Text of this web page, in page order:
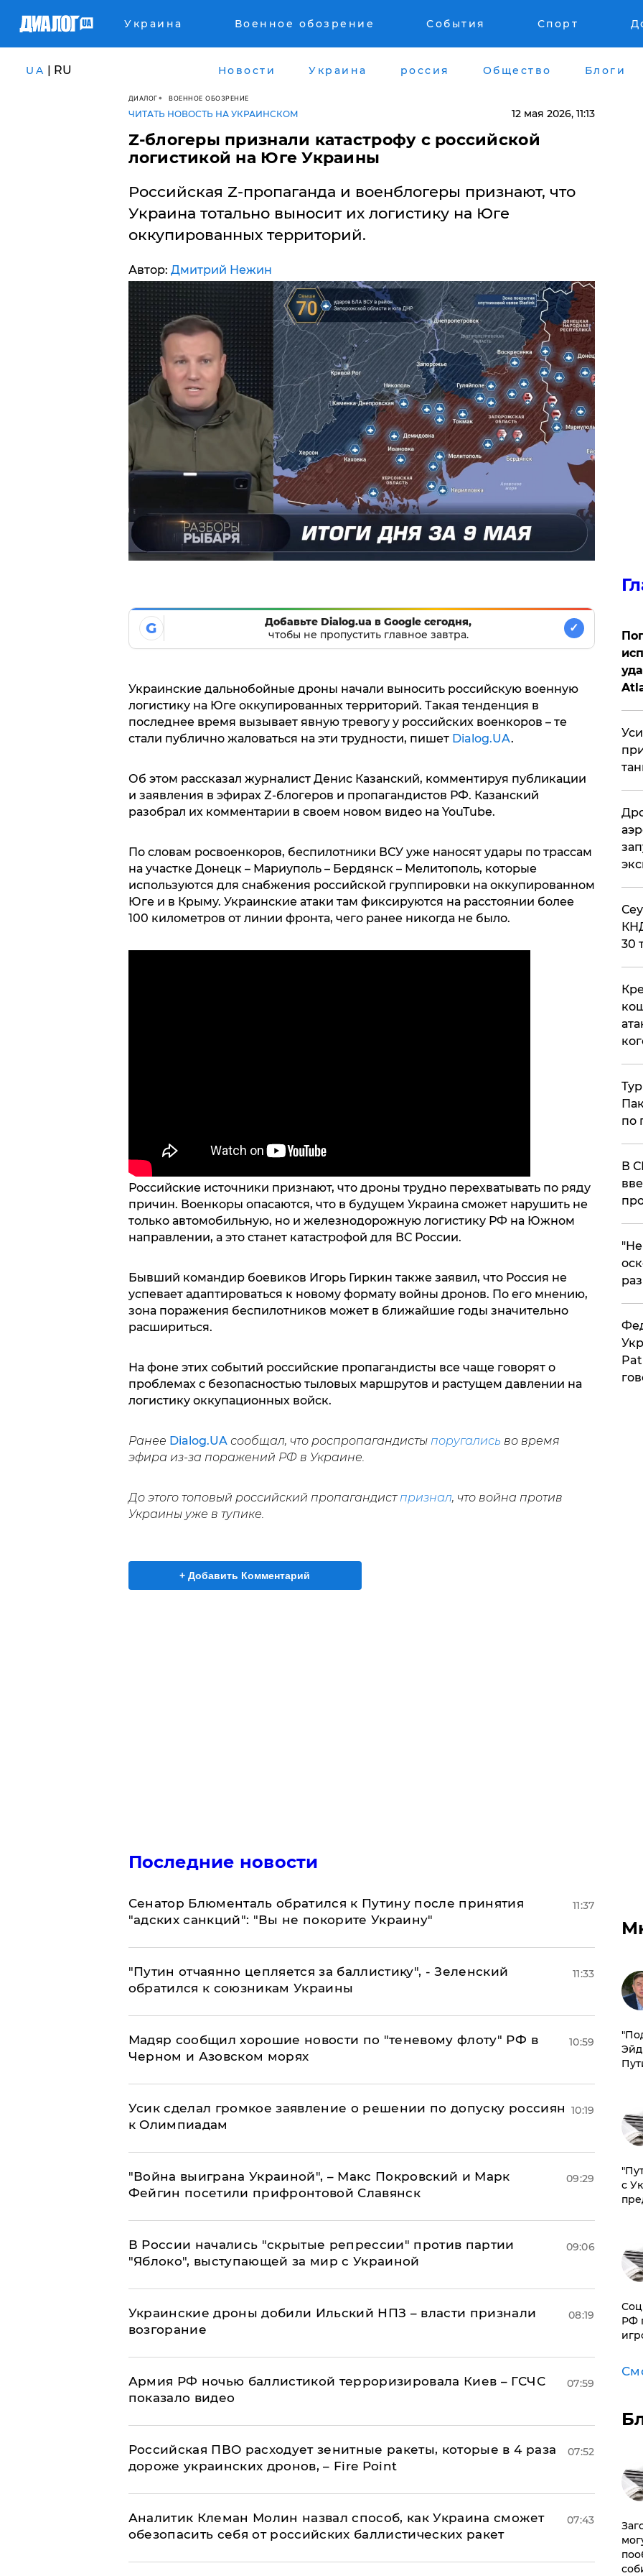
Украина Военное обозрение События Спорт
UA | RU Новости Украина россия Общество Блоги
ДИАЛОГ ВОЕННОЕ ОБОЗРЕНИЕ
ЧИТАТЬ НОВОСТЬ НА УКРАИНСКОМ 12 мая 2026, 11:13
Z-блогеры признали катастрофу с российской
логистикой на Юге Украины
Российская Z-пропаганда и военблогеры признают, что
Украина тотально выносит их логистику на Юге
оккупированных территорий.
Автор: Дмитрий Нежин
G
Добавьте Dialog.ua в Google сегодня,
чтобы не пропустить главное завтра.
✓
Украинские дальнобойные дроны начали выносить российскую военную
логистику на Юге оккупированных территорий. Такая тенденция в
последнее время вызывает явную тревогу у российских военкоров – те
стали публично жаловаться на эти трудности, пишет Dialog.UA.
Об этом рассказал журналист Денис Казанский, комментируя публикации
и заявления в эфирах Z-блогеров и пропагандистов РФ. Казанский
разобрал их комментарии в своем новом видео на YouTube.
По словам росвоенкоров, беспилотники ВСУ уже наносят удары по трассам
на участке Донецк – Мариуполь – Бердянск – Мелитополь, которые
используются для снабжения российской группировки на оккупированном
Юге и в Крыму. Украинские атаки там фиксируются на расстоянии более
100 километров от линии фронта, чего ранее никогда не было.
Российские источники признают, что дроны трудно перехватывать по ряду
причин. Военкоры опасаются, что в будущем Украина сможет нарушить не
только автомобильную, но и железнодорожную логистику РФ на Южном
направлении, а это станет катастрофой для ВС России.
Бывший командир боевиков Игорь Гиркин также заявил, что Россия не
успевает адаптироваться к новому формату войны дронов. По его мнению,
зона поражения беспилотников может в ближайшие годы значительно
расшириться.
На фоне этих событий российские пропагандисты все чаще говорят о
проблемах с безопасностью тыловых маршрутов и растущем давлении на
логистику оккупационных войск.
Ранее Dialog.UAсообщал, что роспропагандисты поругались во время
эфира из-за поражений РФ в Украине.
До этого топовый российский пропагандист признал, что война против
Украины уже в тупике.
+ Добавить Комментарий
Последние новости
Сенатор Блюменталь обратился к Путину после принятия
"адских санкций": "Вы не покорите Украину"
11:37
"Путин отчаянно цепляется за баллистику", - Зеленский
обратился к союзникам Украины
11:33
Мадяр сообщил хорошие новости по "теневому флоту" РФ в
Черном и Азовском морях
10:59
Усик сделал громкое заявление о решении по допуску россиян
к Олимпиадам
10:19
"Война выиграна Украиной", – Макс Покровский и Марк
Фейгин посетили прифронтовой Славянск
09:29
В России начались "скрытые репрессии" против партии
"Яблоко", выступающей за мир с Украиной
09:06
Украинские дроны добили Ильский НПЗ – власти признали
возгорание
08:19
Армия РФ ночью баллистикой терроризировала Киев – ГСЧС
показало видео
07:59
Российская ПВО расходует зенитные ракеты, которые в 4 раза
дороже украинских дронов, – Fire Point
07:52
Аналитик Клеман Молин назвал способ, как Украина сможет
обезопасить себя от российских баллистических ракет
07:43
30
по
В
с
РФ